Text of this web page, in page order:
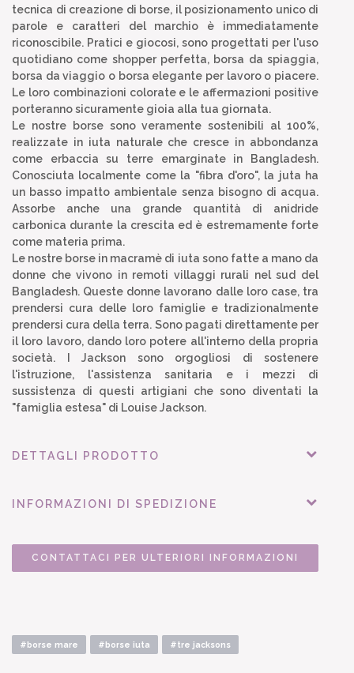
tecnica di creazione di borse, il posizionamento unico di
parole e caratteri del marchio è immediatamente
riconoscibile. Pratici e giocosi, sono progettati per l'uso
quotidiano come shopper perfetta, borsa da spiaggia,
borsa da viaggio o borsa elegante per lavoro o piacere.
Le loro combinazioni colorate e le affermazioni positive
porteranno sicuramente gioia alla tua giornata.
Le nostre borse sono veramente sostenibili al 100%,
realizzate in iuta naturale che cresce in abbondanza
come erbaccia su terre emarginate in Bangladesh.
Conosciuta localmente come la "fibra d'oro", la juta ha
un basso impatto ambientale senza bisogno di acqua.
Assorbe anche una grande quantità di anidride
carbonica durante la crescita ed è estremamente forte
come materia prima.
Le nostre borse in macramè di iuta sono fatte a mano da
donne che vivono in remoti villaggi rurali nel sud del
Bangladesh. Queste donne lavorano dalle loro case, tra
prendersi cura delle loro famiglie e tradizionalmente
prendersi cura della terra. Sono pagati direttamente per
il loro lavoro, dando loro potere all'interno della propria
società. I Jackson sono orgogliosi di sostenere
l'istruzione, l'assistenza sanitaria e i mezzi di
sussistenza di questi artigiani che sono diventati la
"famiglia estesa" di Louise Jackson.
DETTAGLI PRODOTTO
INFORMAZIONI DI SPEDIZIONE
CONTATTACI PER ULTERIORI INFORMAZIONI
#borse mare #borse iuta #tre jacksons